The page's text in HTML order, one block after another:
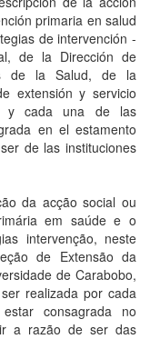
primaria en salud
de intervención -
de la Dirección de
de la Salud, de la
extensión y servicio
y cada una de las
en el estamento
de las instituciones
da acção social ou
em saúde e o
intervenção, neste
de Extensão da
de Carabobo,
realizada por cada
consagrada no
a razão de ser das